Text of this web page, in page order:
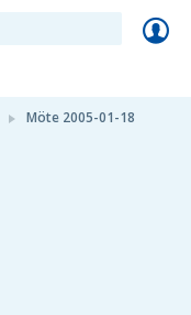
Möte 2005-01-18